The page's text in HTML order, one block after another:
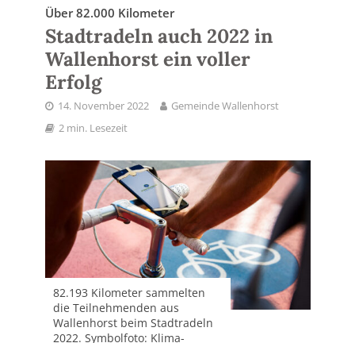
Über 82.000 Kilometer
Stadtradeln auch 2022 in
Wallenhorst ein voller
Erfolg
14. November 2022
Gemeinde Wallenhorst
2 min. Lesezeit
82.193 Kilometer sammelten
die Teilnehmenden aus
Wallenhorst beim Stadtradeln
2022. Symbolfoto: Klima-